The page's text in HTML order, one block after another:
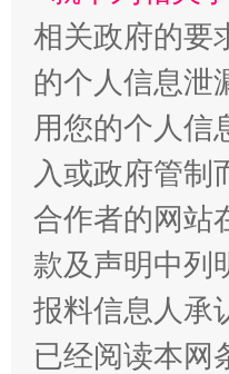
事关残疾人未
相关政府的要
的个人信息泄
用您的个人信
入或政府管制
合作者的网站
款及声明中列
报料信息人承
已经阅读本网